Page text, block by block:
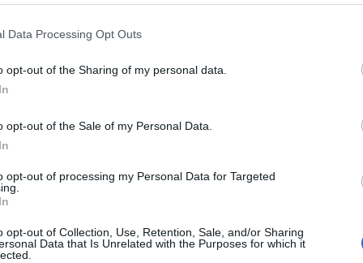
Data Processing Opt Outs
opt-out of the Sharing of my personal data.
opt-out of the Sale of my Personal Data.
opt-out of processing my Personal Data for Targeted
opt-out of Collection, Use, Retention, Sale, and/or Sharing
Data that Is Unrelated with the Purposes for which it
preferida de Google de forma
d'actualitat